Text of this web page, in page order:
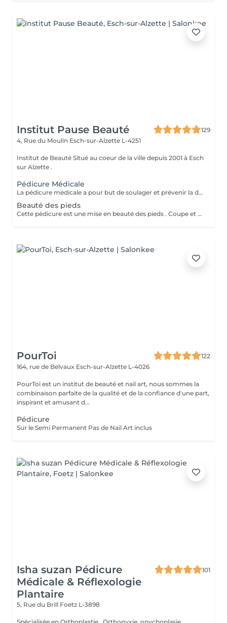
Institut Pause Beauté
129
4, Rue du Moulin Esch-sur-Alzette L-4251
Institut de Beauté Situé au coeur de la ville depuis 2001 à Esch
sur Alzette .
Pédicure Médicale
La pédicure médicale a pour but de soulager et prévenir la douleur, mais également les effets secondaires des pathologies. Cors, durillons, crevasses ou il-de-perdrix sont ainsi traités par une pédicure médicale. Une séance de pédicure médicale en institut se déroule comme suit : Le pied sera désinfecté à lalcool, puis examiné afin de déterminer quels sont les problèmes à traiter ; Une solution antiseptique et détergente (H.A.C.) sera vaporisée sur les pieds ; Les ongles sont doffice coupés, limés et dégagés sur les côtés; Lablation de cors ou durillons se fait en douceur, à laide dun bistouri ; Un ponçage des talons adoucit la peau ; Une désinfection de lensemble du pied se fait à la fin du traitement ; Le pied est séché puis massé avec une crème naturelle spécifique pour les pieds ; Si des zones de risques dinfection persistent, de la pommade antibiotique Fucidin ® est appliquée. Des mèches sont placées en cas d'ongles incarnés. Plusieurs rendez-vous sont à prévoir pour certaines affections telles que les cors (un rendez-vous 7 jours plus tard). Les durillons, ongles incarnés, ils-de-perdrix demandent une certaine régularité (une fois par mois environ) car leur repousse est douloureuse. A noter que le matériel destiné aux soins plantaires est stérilisé par ultrasons, UV et alcool. Pose Vernis: 10 ( Uniquement après un soin des pieds )
Beauté des pieds
Cette pédicure est une mise en beauté des pieds . Coupe et limage des ongles , nettoyage des replis péri-unguéaux et hydratation. (Sans durillons, ni ongles incarnés, ni corps...)
PourToi
122
164, rue de Belvaux Esch-sur-Alzette L-4026
PourToi est un institut de beauté et nail art, nous sommes la
combinaison parfaite de la qualité et de la confiance d'une part,
inspirant et amusant d...
Pédicure
Sur le Semi Permanent Pas de Nail Art inclus
Isha suzan Pédicure
Médicale & Réflexologie
Plantaire
101
5, Rue du Brill Foetz L-3898